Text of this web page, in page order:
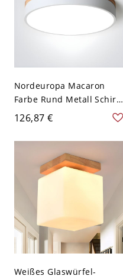
Nordeuropa Macaron
Farbe Rund Metall Schirm
1-Kopf Deckenlampe Holz
Gestell LED Deckenleuchte
- Weiß 110V-120V 30,48
cm Weißlicht
126,87 €
Weißes Glaswürfel-